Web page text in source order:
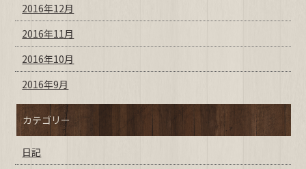
2016年12月
2016年11月
2016年10月
2016年9月
カテゴリー
日記